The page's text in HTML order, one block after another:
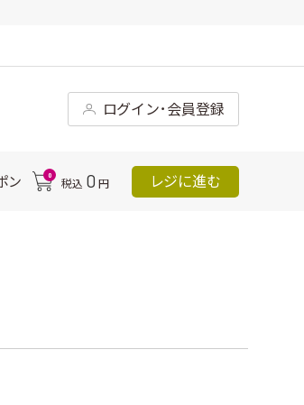
ログイン･会員登録
ン 0
税込 0 円 レジに進む